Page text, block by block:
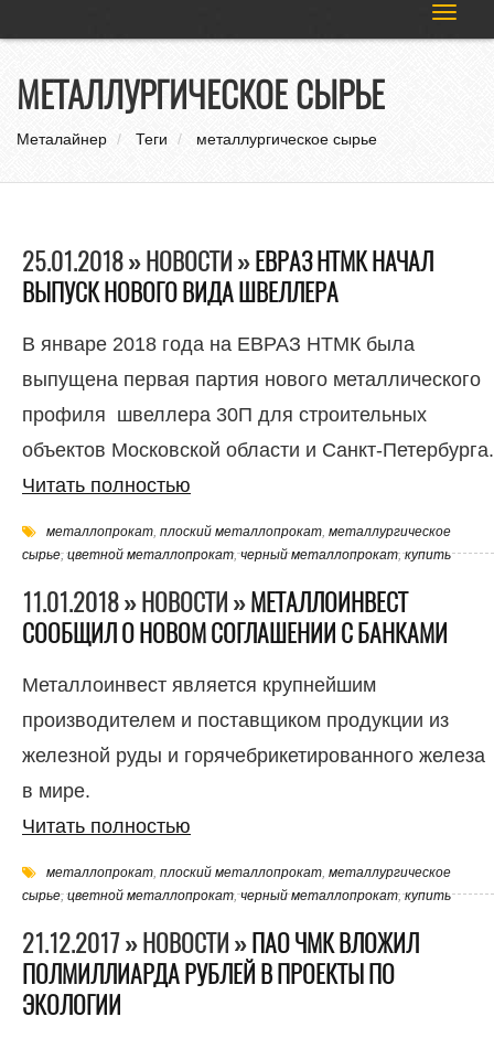
МЕТАЛЛУРГИЧЕСКОЕ СЫРЬЕ
Металайнер Теги металлургическое сырье
25.01.2018 » НОВОСТИ »ЕВРАЗ НТМК НАЧАЛ
ВЫПУСК НОВОГО ВИДА ШВЕЛЛЕРА
В январе 2018 года на ЕВРАЗ НТМК была
выпущена первая партия нового металлического
профиля швеллера 30П для строительных
объектов Московской области и Санкт-Петербурга.
Читать полностью
металлопрокат, плоский металлопрокат, металлургическое
сырье,цветной металлопрокат,черный металлопрокат,купить
11.01.2018 » НОВОСТИ »МЕТАЛЛОИНВЕСТ
СООБЩИЛ О НОВОМ СОГЛАШЕНИИ С БАНКАМИ
Металлоинвест является крупнейшим
производителем и поставщиком продукции из
железной руды и горячебрикетированного железа
в мире.
Читать полностью
металлопрокат, плоский металлопрокат, металлургическое
сырье,цветной металлопрокат,черный металлопрокат,купить
21.12.2017 » НОВОСТИ »ПАО ЧМК ВЛОЖИЛ
ПОЛМИЛЛИАРДА РУБЛЕЙ В ПРОЕКТЫ ПО
ЭКОЛОГИИ